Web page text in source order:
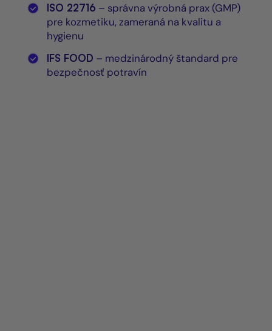
ISO 22716 – správna výrobná prax (GMP)
pre kozmetiku, zameraná na kvalitu a
hygienu
IFS FOOD – medzinárodný štandard pre
bezpečnosť potravín